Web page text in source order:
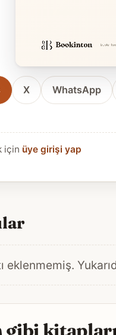
X WhatsApp
için üye girişi yap
eklenmemiş.